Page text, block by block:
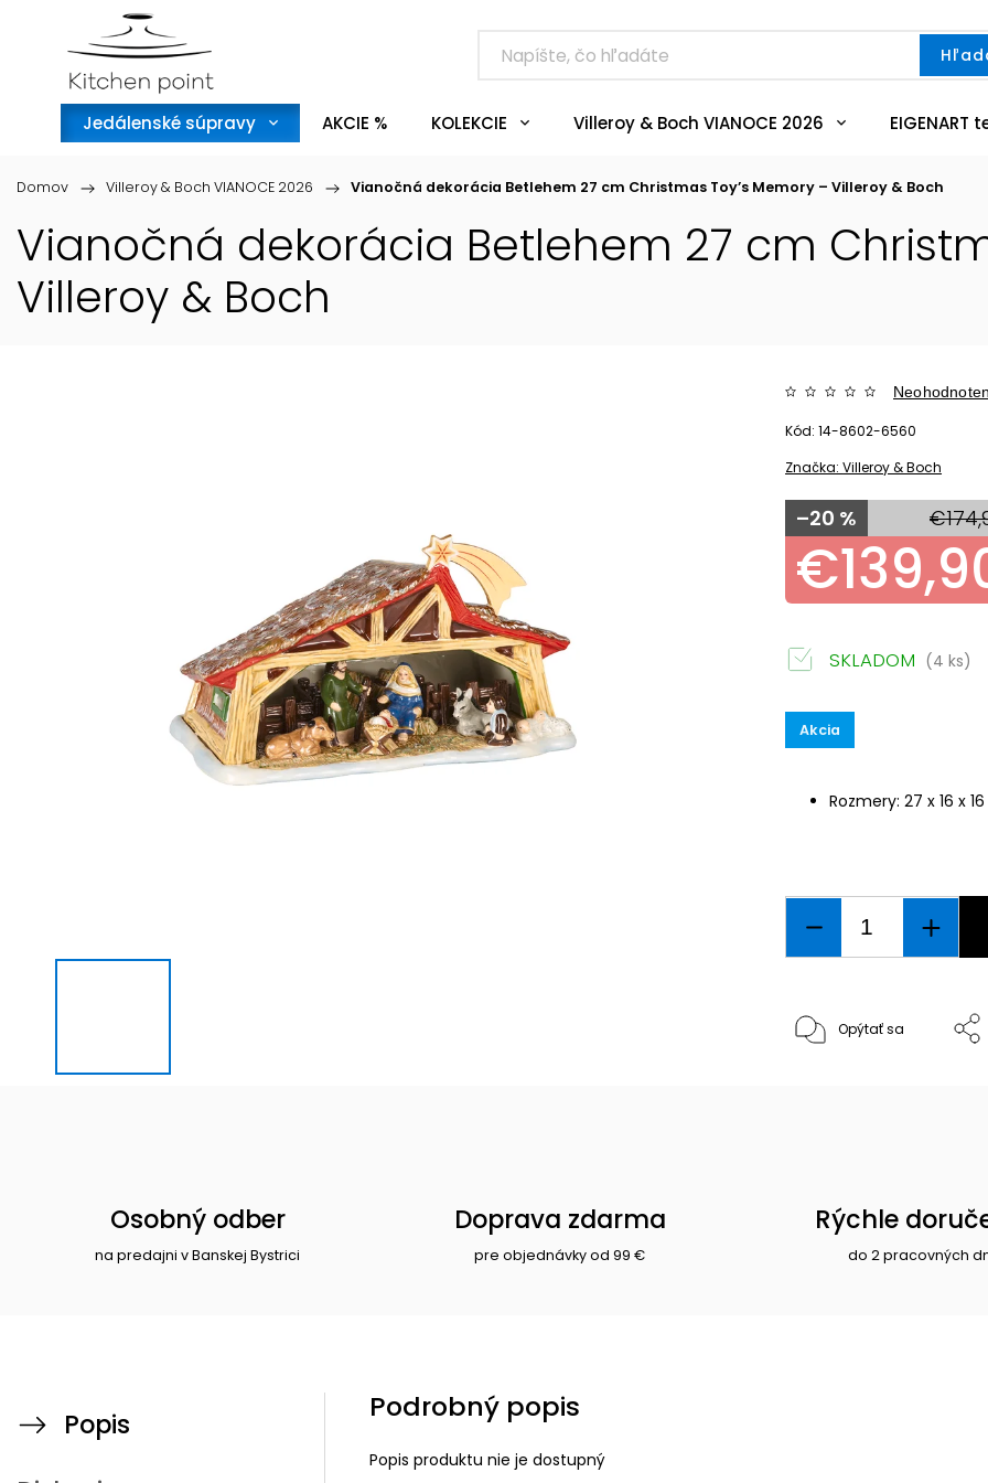
Jedálenské súpravy AKCIE % KOLEKCIE Villeroy & Boch VIANOCE 2026 EIGENART
Domov / Villeroy & Boch VIANOCE 2026 / Vianočná dekorácia Betlehem 27 cm Christmas Toy’s Memory – Villeroy & Boch
Vianočná dekorácia Betlehem 27 cm
Villeroy & Boch
Značka:Villeroy & Boch
–20 %
Kód: 14-8602-6560
Akcia
Rozmery: 27 x 16 x
SKLADOM (4 ks)
Opýtať sa
Osobný odber
na predajni v Banskej Bystrici
Doprava zdarma
pre objednávky od 99 €
Rýchle
do 2 pracovných
Popis
Podrobný popis
Popis produktu nie je dostupný